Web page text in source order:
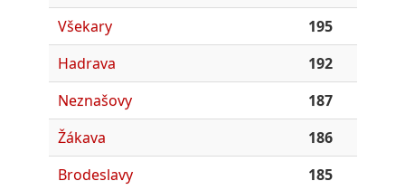
Všekary
195
Hadrava
192
Neznašovy
187
Žákava
186
Brodeslavy
185